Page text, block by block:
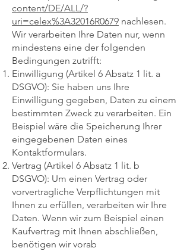
content/DE/ALL/?
uri=celex%3A32016R0679 nachlesen.
Wir verarbeiten Ihre Daten nur, wenn
mindestens eine der folgenden
Bedingungen zutrifft:
Einwilligung (Artikel 6 Absatz 1 lit. a
DSGVO): Sie haben uns Ihre
Einwilligung gegeben, Daten zu einem
bestimmten Zweck zu verarbeiten. Ein
Beispiel wäre die Speicherung Ihrer
eingegebenen Daten eines
Kontaktformulars.
Vertrag (Artikel 6 Absatz 1 lit. b
DSGVO): Um einen Vertrag oder
vorvertragliche Verpflichtungen mit
Ihnen zu erfüllen, verarbeiten wir Ihre
Daten. Wenn wir zum Beispiel einen
Kaufvertrag mit Ihnen abschließen,
benötigen wir vorab